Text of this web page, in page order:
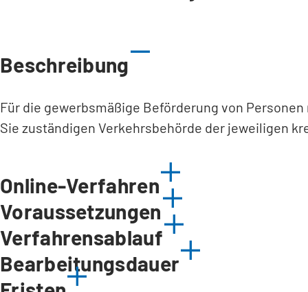
Beschreibung
Für die gewerbsmäßige Beförderung von
Sie zuständigen Verkehrsbehörde der jeweiligen
Online-Verfahren
Voraussetzungen
Verfahrensablauf
Bearbeitungsdauer